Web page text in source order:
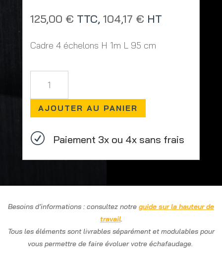
125,00 € TTC, 104,17 € HT
Cadre 4 échelons H 1m L 95 cm
cadre
haut
1M
AJOUTER AU PANIER
R Paiement 3x ou 4x sans frais
Besoins d’informations : consultez notre guide sur la hauteur de
travail.
Tous les éléments sont livrables séparément et modulables pour
vous permettre de faire évoluer votre échafaudage.